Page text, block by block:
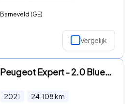
Barneveld (GE)
Vergelijk
Peugeot Expert - 2.0 BlueHDI 150 Pk Long Premium | Navi | Blind Spot | Trekha
2021 24.108km